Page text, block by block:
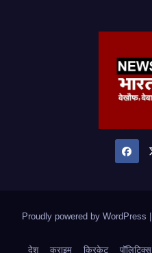
Proudly powered by WordPress
देश क्राइम क्रिकेट पॉलिटिक्स